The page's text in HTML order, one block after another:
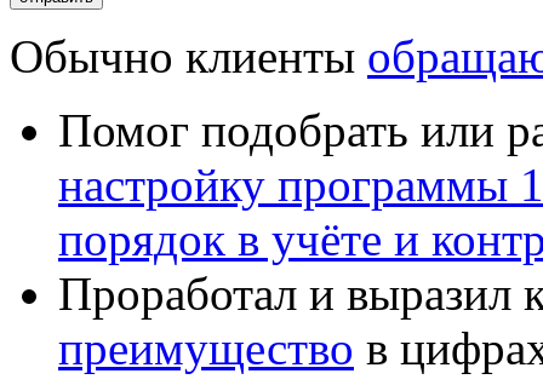
Обычно клиенты
Помог подобрать или
настройку программы
порядок в учёте и
Проработал и выразил
преимущество в